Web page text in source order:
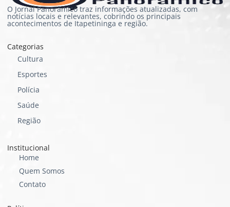
O Jornal Panorâmico traz informações atualizadas, com
notícias locais e relevantes, cobrindo os principais
acontecimentos de Itapetininga e região.
Categorias
Cultura
Esportes
Polícia
Saúde
Região
Institucional
Home
Quem Somos
Contato